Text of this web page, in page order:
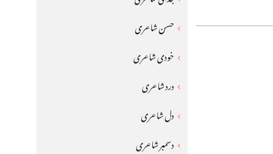
حسن شاعری
خودی شاعری
درد شاعری
دل شاعری
دسمبر شاعری